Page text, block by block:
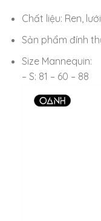
Chất liệu: Ren,
Sản phẩm đính
Size Mannequin:
– S: 81 – 60 – 88